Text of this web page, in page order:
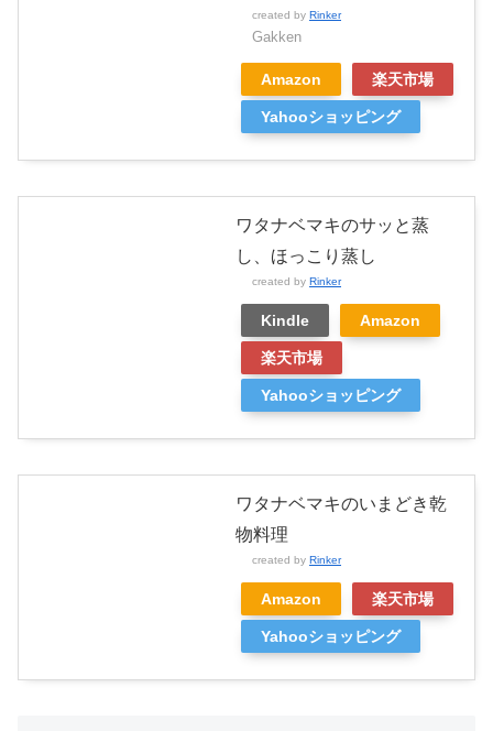
created by Rinker
Gakken
Amazon 楽天市場
Yahooショッピング
ワタナベマキのサッと蒸
し、ほっこり蒸し
created by Rinker
Kindle Amazon
楽天市場
Yahooショッピング
ワタナベマキのいまどき乾
物料理
created by Rinker
Amazon 楽天市場
Yahooショッピング